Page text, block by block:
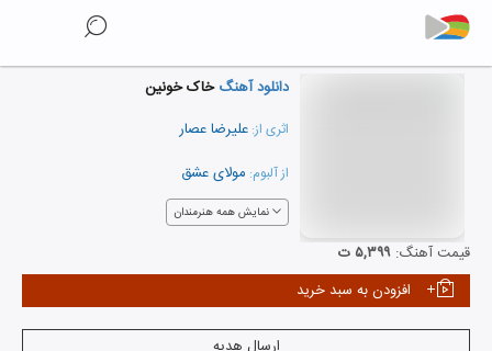
دانلود آهنگخاک خونین
اثری از: علیرضا عصار
از آلبوم: مولای عشق
نمایش همه هنرمندان
قیمت آهنگ: ۵,۳۹۹ ت
افزودن به سبد خرید